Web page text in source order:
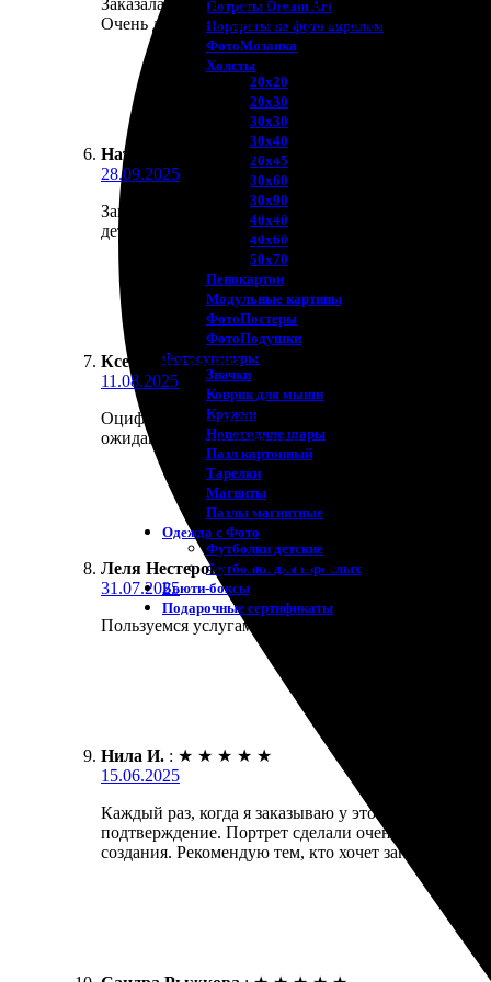
Потреты Dream Art
Портреты по фото акрилом
ФотоМозаика
Холсты
20х20
20х30
30х30
30х40
20х45
30х60
30х90
40х40
40х60
50х70
Пенокартон
Модульные картины
ФотоПостеры
ФотоПодушки
Фотоcувениры
Значки
Коврик для мыши
Кружки
Новогодние шары
Пазл картонный
Тарелки
Магниты
Пазлы магнитные
Одежда с Фото
Футболки детские
Футболки для взрослых
Бьюти-боксы
Подарочные сертификаты
Очень довольна качеством работы и вниманием к
Наталья Фомичёва : ★
28.09.2025
Заказала портрет на холсте. Простая форма,
детали. Итог: качественное исполнение,
Ксения Кузьмина : ★
11.08.2025
Оцифровывали портрет, все прошло отлично.
ожидания, очень довольна.
Леля Нестерова : ★ ★ ★ ★ ★
31.07.2025
Пользуемся услугами. Заказала портрет на
Нила И. : ★ ★ ★ ★ ★
15.06.2025
Каждый раз, когда я заказываю у этой компании,
подтверждение. Портрет сделали очень
создания. Рекомендую тем, кто хочет запечатлеть